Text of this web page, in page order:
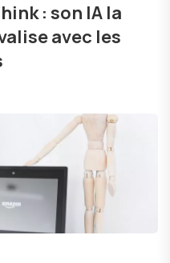
: son IA la
avec les